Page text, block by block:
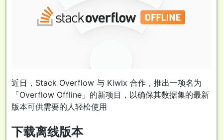
近日，Stack Overflow 与 Kiwix 合作，推出一项名为
「Overflow Offline」的新项目，以确保其数据集的最新
版本可供需要的人轻松使用
下载离线版本